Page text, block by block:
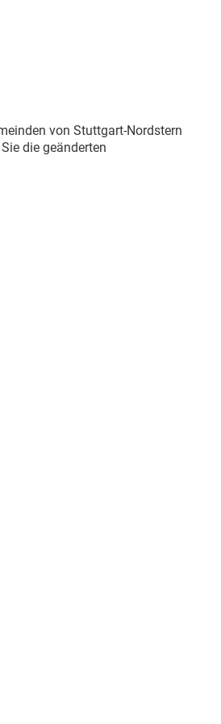
von Stuttgart-Nordstern
die geänderten